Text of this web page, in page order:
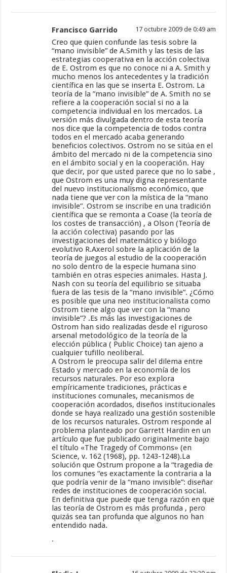
Francisco Garrido 17 octubre 2009 de 0:49 am
Creo que quien confunde las tesis sobre la
“mano invisible” de A.Smith y las tesis de las
estrategias cooperativa en la acción colectiva
de E. Ostrom es que no conoce ni a A. Smith y
mucho menos los antecedentes y la tradición
científica en las que se inserta E. Ostrom. La
teoría de la ”mano invisible” de A. Smith no se
refiere a la cooperación social si no a la
competencia individual en los mercados. La
versión más divulgada dentro de esta teoría
nos dice que la competencia de todos contra
todos en el mercado acaba generando
beneficios colectivos. Ostrom no se sitúa en el
ámbito del mercado ni de la competencia sino
en el ámbito social y en la cooperación. Hay
que decir, por que usted parece que no lo sabe ,
que Ostrom es una muy digna representante
del nuevo institucionalismo económico, que
nada tiene que ver con la mística de la “mano
invisible”. Ostrom se inscribe en una tradición
científica que se remonta a Coase (la teoría de
los costes de transacción) , a Olson (Teoría de
la acción colectiva) pasando por las
investigaciones del matemático y biólogo
evolutivo R.Axerol sobre la aplicación de la
teoría de juegos al estudio de la cooperación
no solo dentro de la especie humana sino
también en otras especies animales. Hasta J.
Nash con su teoría del equilibrio se situaba
fuera de las tesis de la “mano invisible”. ¿Cómo
es posible que una neo institucionalista como
Ostrom tiene algo que ver con la “mano
invisible”? .Es más las investigaciones de
Ostrom han sido realizadas desde el riguroso
arsenal metodológico de la teoría de la
elección pública ( Public Choice) tan ajeno a
cualquier tufillo neoliberal.
A Ostrom le preocupa salir del dilema entre
Estado y mercado en la economía de los
recursos naturales. Por eso explora
empíricamente tradiciones, prácticas e
instituciones comunales, mecanismos de
cooperación acordados, diseños institucionales
donde se haya realizado una gestión sostenible
de los recursos naturales. Ostrom responde al
problema planteado por Garrett Hardin en un
artículo que fue publicado originalmente bajo
el título «The Tragedy of Commons» (en
Science, v. 162 (1968), pp. 1243-1248).La
solución que Ostrum propone a la “tragedia de
los comunes “es exactamente la contraria a la
que podría venir de la “mano invisible”: diseñar
redes de instituciones de cooperación social.
En definitiva que puede que tenga razón en que
las teoría de Ostrom es más profunda , pero
quizás sea tan profunda que algunos no han
entendido nada.
.